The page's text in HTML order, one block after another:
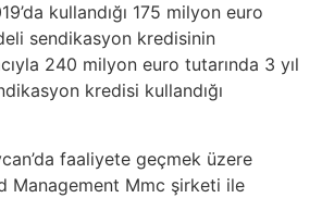
kullandığı 175 milyon euro
sendikasyon kredisinin
240 milyon euro tutarında 3 yıl
kredisi kullandığı
faaliyete geçmek üzere
Management Mmc şirketi ile